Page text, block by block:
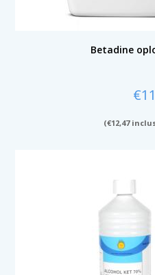
Betadine
€
(€12,47